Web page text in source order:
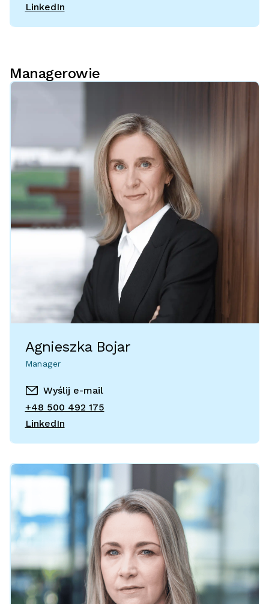
LinkedIn
Managerowie
Agnieszka Bojar
Manager
Wyślij e-mail
+48 500 492 175
LinkedIn